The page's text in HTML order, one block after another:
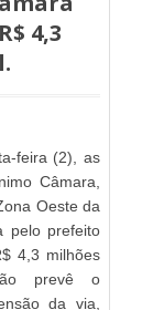
4,3
feira (2), as
Câmara,
Oeste da
pelo prefeito
4,3 milhões
prevê o
da via,